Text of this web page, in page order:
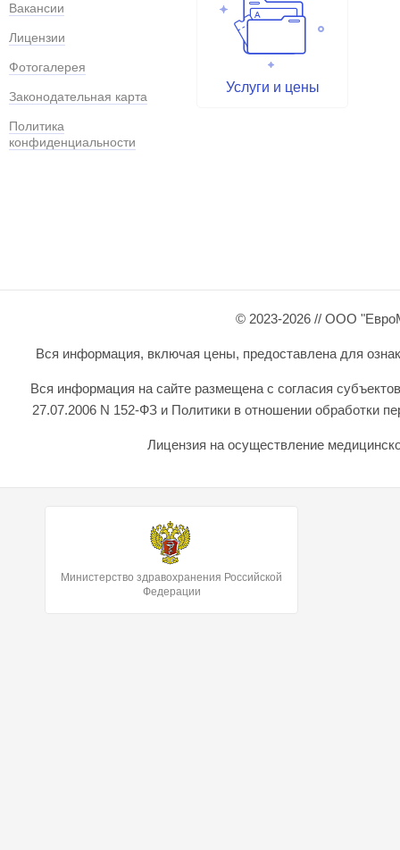
Вакансии
Лицензии
Фотогалерея
Законодательная карта
Политика
конфиденциальности
Услуги и цены
© 2023-2026 // ООО
Вся информация, включая цены, предоставлена для
Вся информация на сайте размещена с согласия
27.07.2006 N 152-ФЗ и Политики в отношении обработки
Лицензия на осуществление
Министерство здравохранения Российской
Федерации